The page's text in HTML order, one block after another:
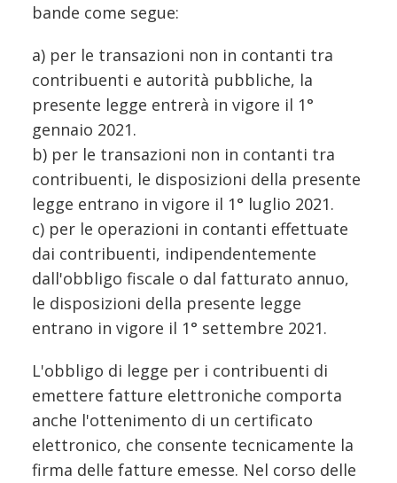
bande come segue:
a) per le transazioni non in contanti tra
contribuenti e autorità pubbliche, la
presente legge entrerà in vigore il 1°
gennaio 2021.
b) per le transazioni non in contanti tra
contribuenti, le disposizioni della presente
legge entrano in vigore il 1° luglio 2021.
c) per le operazioni in contanti effettuate
dai contribuenti, indipendentemente
dall'obbligo fiscale o dal fatturato annuo,
le disposizioni della presente legge
entrano in vigore il 1° settembre 2021.
L'obbligo di legge per i contribuenti di
emettere fatture elettroniche comporta
anche l'ottenimento di un certificato
elettronico, che consente tecnicamente la
firma delle fatture emesse. Nel corso delle